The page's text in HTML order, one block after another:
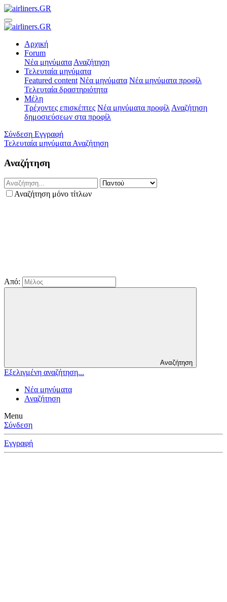
Αρχική
Forum
Νέα μηνύματα Αναζήτηση
Τελευταία μηνύματα
Featured content Νέα μηνύματα Νέα μηνύματα προφίλ
Τελευταία δραστηριότητα
Μέλη
Τρέχοντες επισκέπτες Νέα μηνύματα προφίλ Αναζήτηση
δημοσιεύσεων στα προφίλ
Σύνδεση Εγγραφή
Τελευταία μηνύματα Αναζήτηση
Αναζήτηση
Αναζήτηση μόνο τίτλων
Από:
Αναζήτηση
Εξελιγμένη αναζήτηση...
Νέα μηνύματα
Αναζήτηση
Menu
Σύνδεση
Εγγραφή